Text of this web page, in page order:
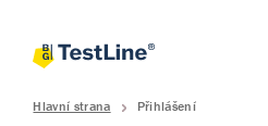
Hlavní strana Přihlášení